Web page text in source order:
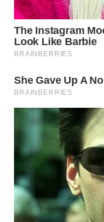
DANAU
TOBA
WN
WN
TAPANULI
SELATAN
TANJUNG
LESUNG